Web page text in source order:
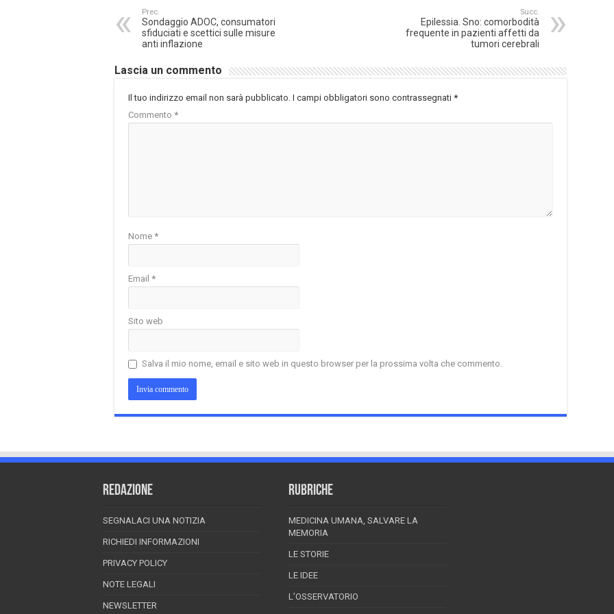
Prec.
Sondaggio ADOC, consumatori
sfiduciati e scettici sulle misure
anti inflazione
Succ.
Epilessia. Sno: comorbodità
frequente in pazienti affetti da
tumori cerebrali
Lascia un commento
Il tuo indirizzo email non sarà pubblicato. I campi obbligatori sono contrassegnati *
Commento *
Nome *
Email *
Sito web
Salva il mio nome, email e sito web in questo browser per la prossima volta che commento.
REDAZIONE
SEGNALACI UNA NOTIZIA
RICHIEDI INFORMAZIONI
PRIVACY POLICY
NOTE LEGALI
NEWSLETTER
RUBRICHE
MEDICINA UMANA, SALVARE LA
MEMORIA
LE STORIE
LE IDEE
L’OSSERVATORIO